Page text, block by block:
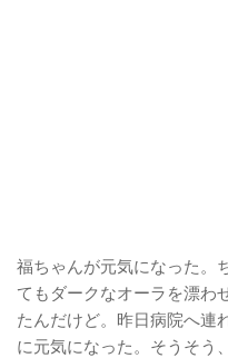
福ちゃんが元気になった。
てもダークなオーラを漂わ
たんだけど。昨日病院へ連
に元気になった。そうそう